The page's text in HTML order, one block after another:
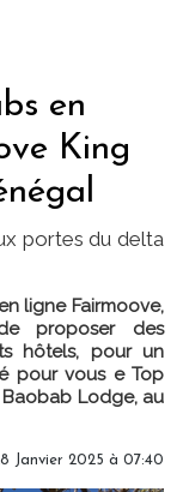
en
King
portes du delta
ligne Fairmoove,
proposer des
hôtels, pour un
pour vous e Top
Baobab Lodge, au
Janvier 2025 à 07:40